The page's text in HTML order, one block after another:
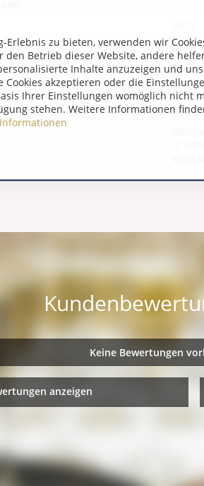
0,00
0,00
0,00
Keine Bewertungen
anzeigen
zu bieten, verwenden wir
den Betrieb dieser Website, andere
Inhalte anzuzeigen und
akzeptieren oder die
Ihrer Einstellungen womöglich nicht
stehen. Weitere Informationen